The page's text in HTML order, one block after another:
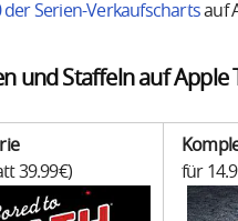
der Serien-Verkaufschartsauf
und Staffeln auf Apple
39.99€)
für